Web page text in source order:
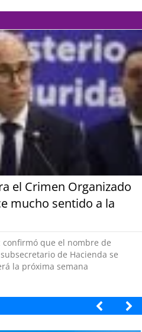
el Crimen Organizado
mucho sentido a la
confirmó que el nombre de
de Hacienda se
la próxima semana